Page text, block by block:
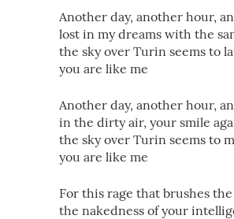
Another day, another hour,
lost in my dreams with the
the sky over Turin seems to
you are like me
Another day, another hour,
in the dirty air, your smile
the sky over Turin seems to
you are like me
For this rage that brushes
the nakedness of your